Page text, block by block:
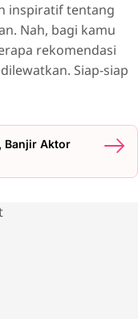
inspiratif tentang
Nah, bagi kamu
rekomendasi
Siap-siap
Banjir Aktor